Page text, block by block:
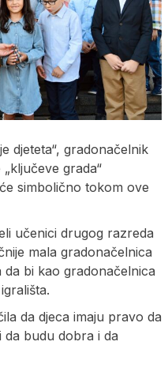
djeteta“, gradonačelnik
grada“
simbolično tokom ove
učenici drugog razreda
mala gradonačelnica
bi kao gradonačelnica
da djeca imaju pravo da
da budu dobra i da